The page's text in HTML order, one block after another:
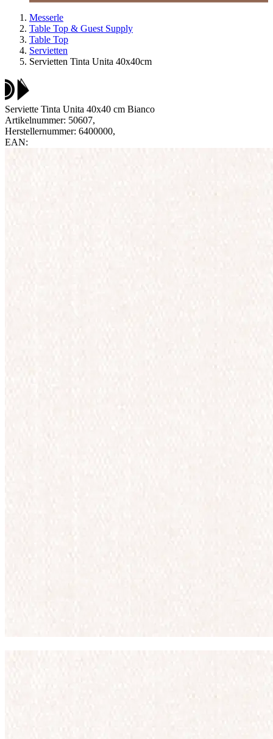
Messerle
Table Top & Guest Supply
Table Top
Servietten
Servietten Tinta Unita 40x40cm
Serviette Tinta Unita 40x40 cm Bianco
Artikelnummer: 50607,
Herstellernummer: 6400000,
EAN: